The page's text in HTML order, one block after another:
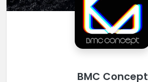
BMC Concept